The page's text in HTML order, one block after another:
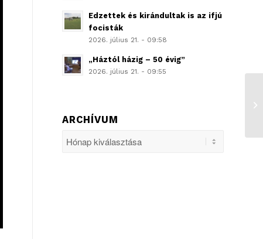
Edzettek és kirándultak is az ifjú
focisták
2026. július 21. - 09:58
„Háztól házig – 50 évig”
2026. július 21. - 09:55
ARCHÍVUM